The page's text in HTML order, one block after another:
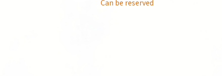
Can be reserved